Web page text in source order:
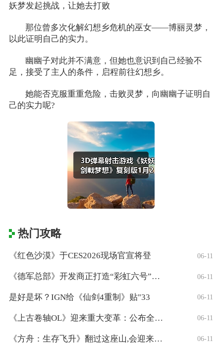
妖梦发起挑战，让她去打败
那位曾多次化解幻想乡危机的巫女——博丽灵梦，
以此证明自己的实力。
幽幽子对此并不满意，但她也意识到自己经验不
足，接受了主人的条件，启程前往幻想乡。
她能否克服重重危险，击败灵梦，向幽幽子证明自
己的实力呢?
热门攻略
《红色沙漠》于CES2026现场官宣将登 06-11
《德军总部》开发商正打造“彩虹六号”风格 06-11
是好是坏？IGN给《仙剑4重制》贴"33 06-11
《上古卷轴OL》迎来重大变革：公布全新「 06-11
《方舟：生存飞升》翻过这座山,会迎来真正 06-11